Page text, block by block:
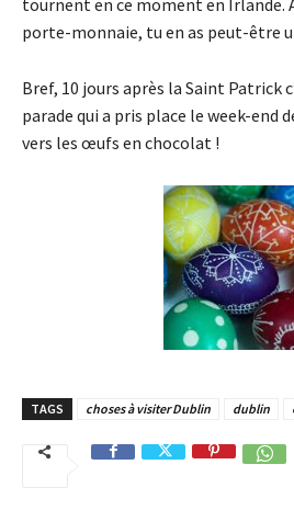
porte-monnaie, tu en as peut-être
Bref, 10 jours après la Saint Patrick
parade qui a pris place le week-end
vers les œufs en chocolat !
TAGS choses à visiter Dublin dublin